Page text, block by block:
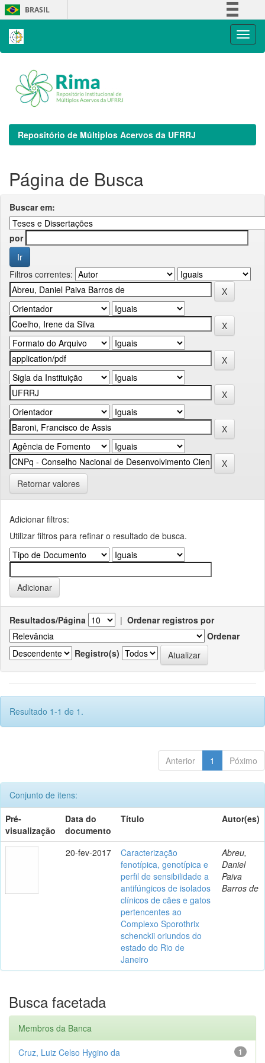
Skip
navigation
BRASIL
Repositório de Múltiplos Acervos da UFRRJ
Página de Busca
Buscar em:
por
Filtros correntes:
Retornar valores
Adicionar filtros:
Utilizar filtros para refinar o resultado de busca.
Resultados/Página | Ordenar registros por
Ordenar
Registro(s)
Resultado 1-1 de 1.
Anterior 1 Póximo
Conjunto de itens:
Pré-
visualização
Data do
documento
Título Autor(es)
20-fev-2017
Caracterização
fenotípica, genotípica e
perfil de sensibilidade a
antifúngicos de isolados
clínicos de cães e gatos
pertencentes ao
Complexo Sporothrix
schenckii oriundos do
estado do Rio de
Janeiro
Abreu,
Daniel
Paiva
Barros de
Busca facetada
Membros da Banca
1
Cruz, Luiz Celso Hygino da